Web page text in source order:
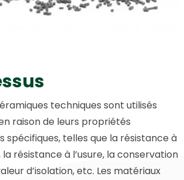
techniques sont utilisés
raison de leurs propriétés
spécifiques, telles que la résistance à
résistance à l’usure, la conservation
d’isolation, etc. Les matériaux